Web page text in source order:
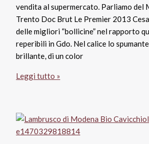
vendita al supermercato. Parliamo del
Trento Doc Brut Le Premier 2013
delle migliori “bollicine” nel rapporto
reperibili in Gdo. Nel calice lo
brillante, di un color
Trento
Le
Premier
2013,
Leggi tutto »